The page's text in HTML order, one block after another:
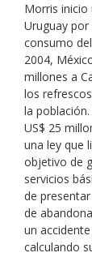
Morris inicio
Uruguay por
consumo
2004,
millones a
los
la
US$ 25
una ley que
objetivo de
servicios
de
de
un
calculando